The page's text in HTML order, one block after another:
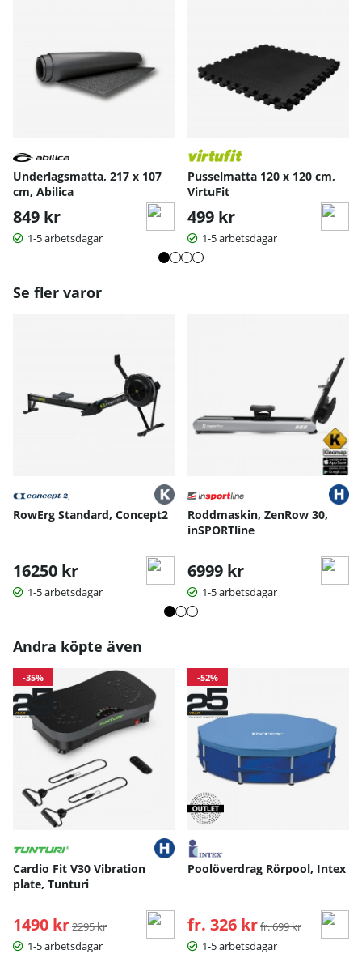
Underlagsmatta, 217 x 107
cm, Abilica
849 kr
1-5 arbetsdagar
Pusselmatta 120 x 120 cm,
VirtuFit
499 kr
1-5 arbetsdagar
Se fler varor
RowErg Standard, Concept2
16250 kr
1-5 arbetsdagar
Roddmaskin, ZenRow 30,
inSPORTline
6999 kr
1-5 arbetsdagar
Andra köpte även
-35%
Cardio Fit V30 Vibration
plate, Tunturi
1490 kr Ordinarie pris:
2295 kr
1-5 arbetsdagar
-52%
Poolöverdrag Rörpool, Intex
fr. 326 kr Ordinarie pris:
fr. 699 kr
1-5 arbetsdagar